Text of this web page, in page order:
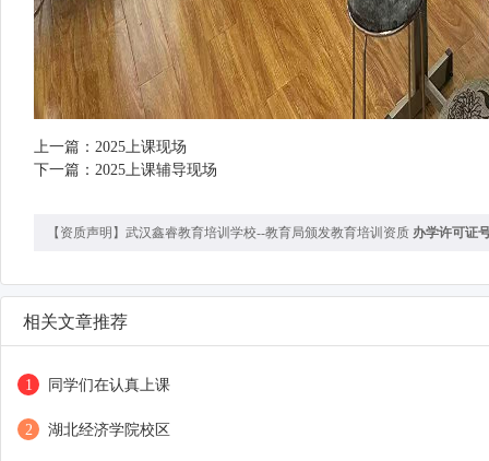
上一篇： 2025上课现场
下一篇： 2025上课辅导现场
【资质声明】武汉鑫睿教育培训学校--教育局颁发教育培训资质 办学许可证
相关文章推荐
1 同学们在认真上课
2 湖北经济学院校区